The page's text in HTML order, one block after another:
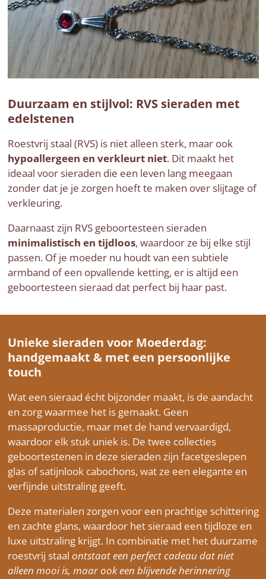
Duurzaam en stijlvol: RVS sieraden met
edelstenen
Roestvrij staal (RVS) is niet alleen sterk, maar ook
hypoallergeen en verkleurt niet. Dit maakt het
ideaal voor sieraden die een leven lang meegaan
zonder dat je je zorgen hoeft te maken over slijtage of
verkleuring.
Daarnaast zijn RVS geboortesteen sieraden
minimalistisch en tijdloos, waardoor ze bij elke stijl
passen. Of je moeder nu houdt van een subtiele
armband of een opvallende ketting, er is altijd een
geboortesteen sieraad dat perfect bij haar past.
Unieke sieraden voor Moederdag:
handgemaakt & met een persoonlijke
touch
Wat een sieraad écht bijzonder maakt, is de aandacht
en zorg waarmee het is gemaakt. Geen
massaproductie, maar met de hand vervaardigd,
waardoor elk stuk uniek is. De twee collecties
geboortestenen in deze sieraden zijn facetgeslepen
glas of satijnlook cabochons, wat ze een elegante en
verfijnde uitstraling geeft.
Deze materialen zorgen voor een prachtige schittering
en zachte glans, waardoor het sieraad een tijdloze en
luxe uitstraling krijgt. In combinatie met het duurzame
roestvrij staal ontstaat een perfect cadeau dat niet
alleen mooi is, maar ook een blijvende herinnering